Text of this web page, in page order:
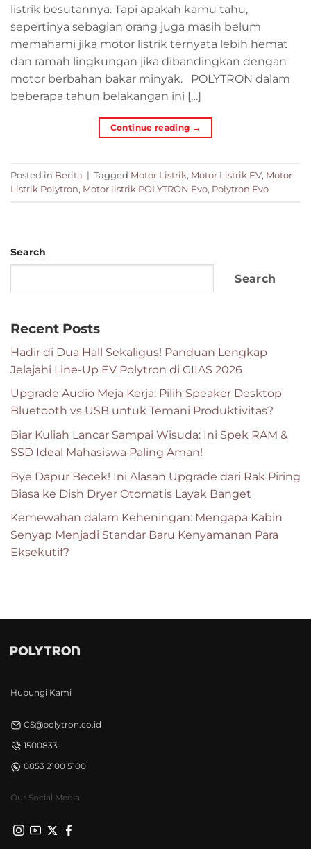
listrik besutannya. Tapi apakah kamu tahu,
sepertinya sebagian orang juga masih belum
memahami jika motor listrik ternyata lebih hemat
dan ramah lingkungan jika dibandingkan dengan
motor berbahan bakar minyak. POLYTRON dalam
beberapa tahun belakangan ini […]
Continue reading →
Posted in Berita | Tagged Motor Listrik, Motor Listrik EV, Motor
Listrik Polytron, Motor listrik POLYTRON Evo, Polytron Evo
Search
Search
Recent Posts
Hadir di Dua Hall Sekaligus! Panduan Lengkap
Jelajahi Line-Up EV Polytron di GIIAS 2026
Upgrade Audio Meja Kerja: Pilih Speaker Desktop
Bluetooth vs USB untuk Temani Produktivitas?
Biar Kuliah Lancar Sampai Wisuda: Ini Spek RAM &
SSD Ideal Mahasiswa Paling Aman!
Bye Dapur Becek! Ini Alasan Upgrade dari Rak Piring
Biasa ke Dish Dryer Otomatis Layak Banget
Kemewahan dalam Keheningan: Mengapa Kabin
Senyap Menjadi Standar Baru Kenyamanan Para
Eksekutif?
Hubungi Kami
CS@polytron.co.id
1500833
0853 2100 5100
Our Social Media